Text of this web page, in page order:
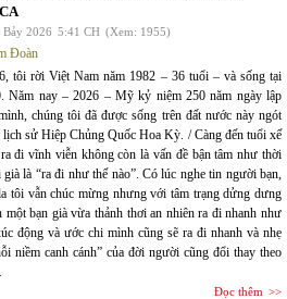
2026 5:41 CH (Xem: 1955)
Đoàn
tôi rời Việt Nam năm 1982 – 36 tuổi – và sống tại
nay – 2026 – Mỹ kỷ niệm 250 năm ngày lập
chúng tôi đã được sống trên đất nước này ngót
lịch sử Hiệp Chủng Quốc Hoa Kỳ. / Càng đến tuổi xế
đi vĩnh viễn không còn là vấn đề bận tâm như thời
là “ra đi như thế nào”. Có lúc nghe tin người bạn,
tôi vẫn chúc mừng nhưng với tâm trạng dửng dưng
bạn già vừa thảnh thơi an nhiên ra đi nhanh như
động và ước chi mình cũng sẽ ra đi nhanh và nhẹ
niềm canh cánh” của đời người cũng đổi thay theo
Đọc thêm